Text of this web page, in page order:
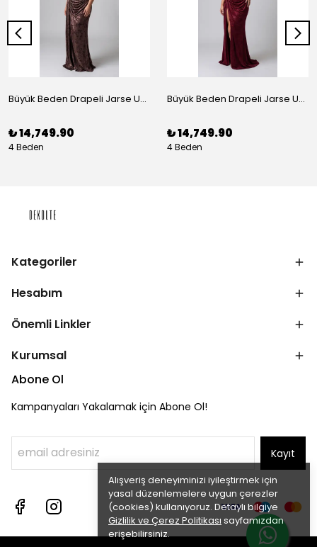
Alışveriş deneyiminizi iyileştirmek için
yasal düzenlemelere uygun çerezler
(cookies) kullanıyoruz. Detaylı bilgiye
Gizlilik ve Çerez Politikası sayfamızdan
erişebilirsiniz.
Büyük Beden Drapeli Jarse Uzun Abiye Elbise Bakır
₺ 14,749.90
4 Beden
Büyük Beden Drapeli Jarse Uzun Abiye Elbise Bordo
₺ 14,749.90
4 Beden
Kategoriler
Hesabım
Önemli Linkler
Kurumsal
Abone Ol
Kampanyaları Yakalamak için Abone Ol!
Kayıt